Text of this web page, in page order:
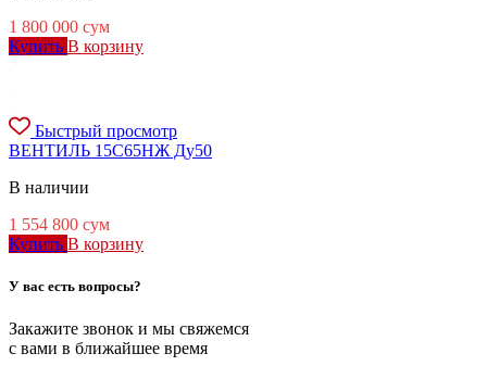
1 800 000 сум
Купить В корзину
Быстрый просмотр
ВЕНТИЛЬ 15С65НЖ Ду50
В наличии
1 554 800 сум
Купить В корзину
У вас есть вопросы?
Закажите звонок и мы свяжемся
с вами в ближайшее время